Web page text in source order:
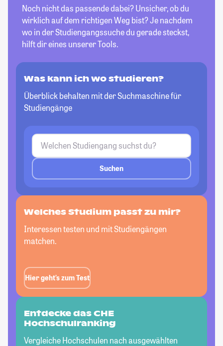
Noch nicht das passende dabei? Unsicher, ob du
wirklich auf dem richtigen Weg bist? Je nachdem
wo in der Studiengangssuche du gerade steckst,
hilft dir eines unserer Tools.
Was kann ich wo studieren?
Überblick behalten mit der Suchmaschine für
Studiengänge
Suchen
Welches Studium passtzu mir?
Interessen testen und mit Studiengängen
matchen.
Hier geht’s zum Test
Entdecke das CHE
Hochschulranking
Vergleiche Hochschulen nach ausgewählten